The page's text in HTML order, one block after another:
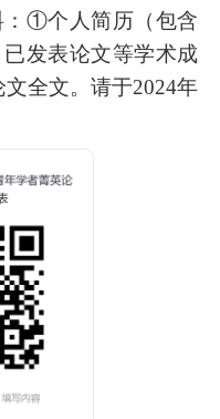
：①个人简历（包含
发表论文等学术成
文全文。请于2024年